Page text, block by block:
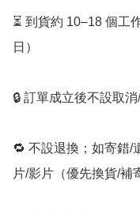
⏳ 到貨約 10–18 個工
日）
🔒 訂單成立後不設取
🔁 不設退換；如寄錯/
片/影片（優先換貨/補